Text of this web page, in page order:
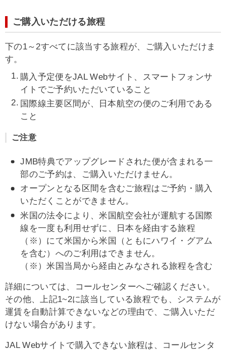
ご購入いただける旅程
下の1～2すべてに該当する旅程が、ご購入いただけま
す。
購入予定便をJAL Webサイト、スマートフォンサ
イトでご予約いただいていること
国際線主要区間が、日本航空の便のご利用である
こと
ご注意
JMB特典でアップグレードされた便が含まれる一
部のご予約は、ご購入いただけません。
オープンとなる区間を含むご旅程はご予約・購入
いただくことができません。
米国の法令により、米国航空会社が運航する国際
線を一度も利用せずに、日本を経由する旅程
（※）にて米国から米国（ともにハワイ・グアム
を含む）へのご利用はできません。
（※）米国当局から経由とみなされる旅程を含む
詳細については、コールセンターへご確認ください。
その他、上記1~2に該当している旅程でも、システムが
運賃を自動計算できないなどの理由で、ご購入いただ
けない場合があります。
JAL Webサイトで購入できない旅程は、コールセンタ